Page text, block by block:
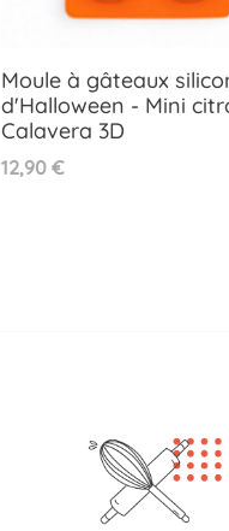
Aperçu rapide
Moule à gâteaux
d'Halloween - Mini
Calavera 3D
Prix
12,90 €